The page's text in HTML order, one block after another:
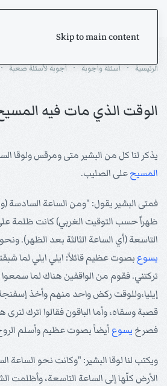
Skip to main content
الرئيسية أسئلة وأجوبة أجوبة لأسئلة صعبة
الوقت الذي مات فيه
يذكر لنا كل من البشير متى ومرقس ولوقا
المسيحعلى الصليب.
فمتى البشير يقول: "ومن الساعة السادسة
ظهراً حسب التوقيت الغربي) كانت ظلمة
التاسعة (أي الساعة الثالثة بعد الظهر).
يسوع بصوت عظيم قائلاً: ايلي ايلي لما
تركتني. فقوم من الواقفين هناك لما سمعوا
إيليا،وللوقت ركض واحد منهم وأخذ
قصبة وسقاه، وأما الباقون فقالوا اترك لنرى
فصرخ يسوع أيضاً بصوت عظيم وأسلم
ويكتب لنا لوقا البشير: "وكانت نحو
الأرض كلّها إلى الساعة التاسعة،